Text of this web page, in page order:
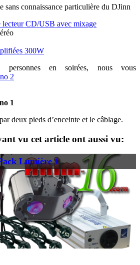
sans connaissance particulière du DJinn
lecteur CD/USB avec mixage
300W
en soirées, nous vous
2
1
deux pieds d’enceinte et le câblage.
vu cet article ont aussi vu:
Lumière 1